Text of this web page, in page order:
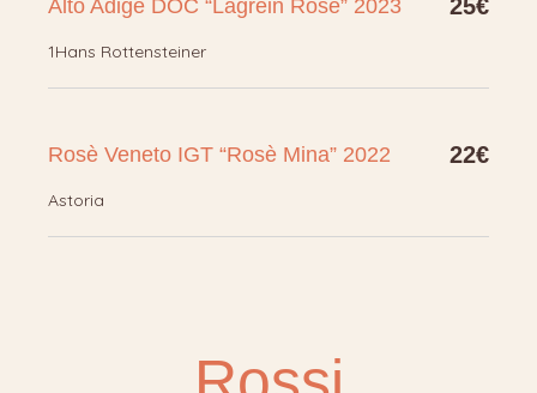
Alto Adige DOC “Lagrein Rosè” 2023 25€
1Hans Rottensteiner
Rosè Veneto IGT “Rosè Mina” 2022 22€
Astoria